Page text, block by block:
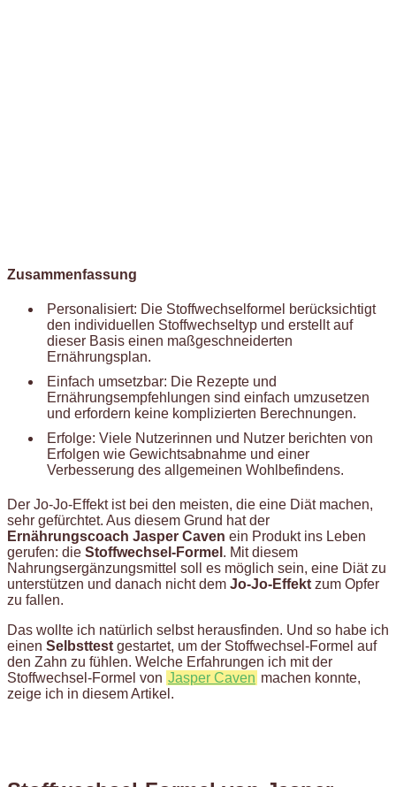
Zusammenfassung
Personalisiert: Die Stoffwechselformel berücksichtigt
den individuellen Stoffwechseltyp und erstellt auf
dieser Basis einen maßgeschneiderten
Ernährungsplan.
Einfach umsetzbar: Die Rezepte und
Ernährungsempfehlungen sind einfach umzusetzen
und erfordern keine komplizierten Berechnungen.
Erfolge: Viele Nutzerinnen und Nutzer berichten von
Erfolgen wie Gewichtsabnahme und einer
Verbesserung des allgemeinen Wohlbefindens.
Der Jo-Jo-Effekt ist bei den meisten, die eine Diät machen,
sehr gefürchtet. Aus diesem Grund hat der
Ernährungscoach Jasper Caven ein Produkt ins Leben
gerufen: die Stoffwechsel-Formel . Mit diesem
Nahrungsergänzungsmittel soll es möglich sein, eine Diät zu
unterstützen und danach nicht dem Jo-Jo-Effekt zum Opfer
zu fallen.
Das wollte ich natürlich selbst herausfinden. Und so habe ich
einen Selbsttest gestartet, um der Stoffwechsel-Formel auf
den Zahn zu fühlen. Welche Erfahrungen ich mit der
Stoffwechsel-Formel von Jasper Caven machen konnte,
zeige ich in diesem Artikel.